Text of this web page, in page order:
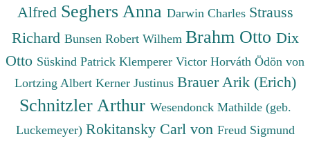
Alfred Seghers Anna Darwin Charles Strauss
Richard Bunsen Robert Wilhem Brahm Otto Dix
Otto Süskind Patrick Klemperer Victor Horváth Ödön von
Lortzing Albert Kerner Justinus Brauer Arik (Erich)
Schnitzler Arthur Wesendonck Mathilde (geb.
Luckemeyer) Rokitansky Carl von Freud Sigmund